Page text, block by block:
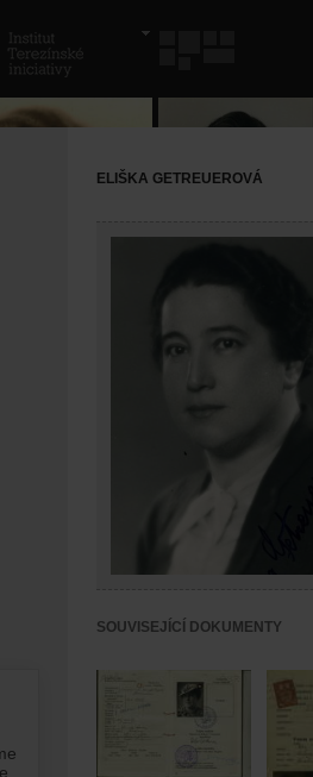
ELIŠKA GETREUEROVÁ
SOUVISEJÍCÍ DOKUMENTY